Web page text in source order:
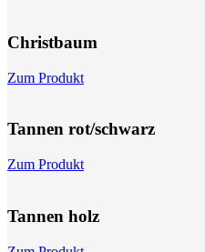
Christbaum
Zum Produkt
Tannen rot/schwarz
Zum Produkt
Tannen holz